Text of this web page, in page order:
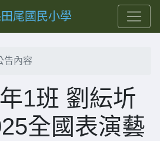
尾國民小學
告內容
1班 劉紜圻
全國表演藝